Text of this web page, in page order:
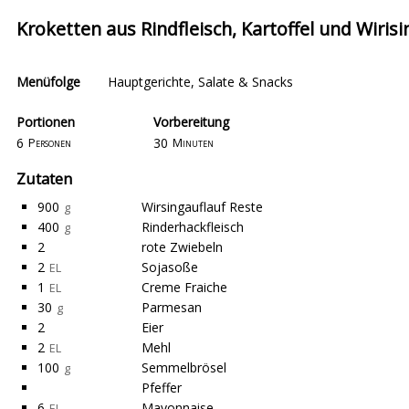
Kroketten aus Rindfleisch, Kartoffel und
Menüfolge Hauptgerichte, Salate & Snacks
Portionen
Vorbereitung
6 Personen 30 Minuten
Zutaten
900 g
Wirsingauflauf Reste
400 g
Rinderhackfleisch
2
rote Zwiebeln
2 EL
Sojasoße
1 EL
Creme Fraiche
30 g
Parmesan
2
Eier
2 EL
Mehl
100 g
Semmelbrösel
Pfeffer